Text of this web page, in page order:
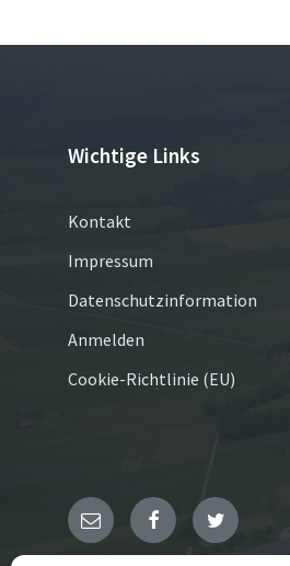
Wichtige Links
Kontakt
Impressum
Datenschutzinformation
Anmelden
Cookie-Richtlinie (EU)
E- FacebookTwitter